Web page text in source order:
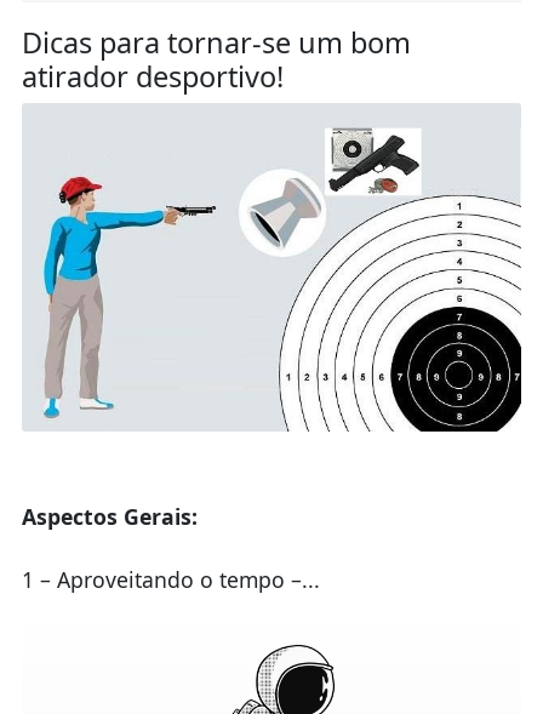
Dicas para tornar-se um bom
atirador desportivo!
Aspectos Gerais:
1 – Aproveitando o tempo –...